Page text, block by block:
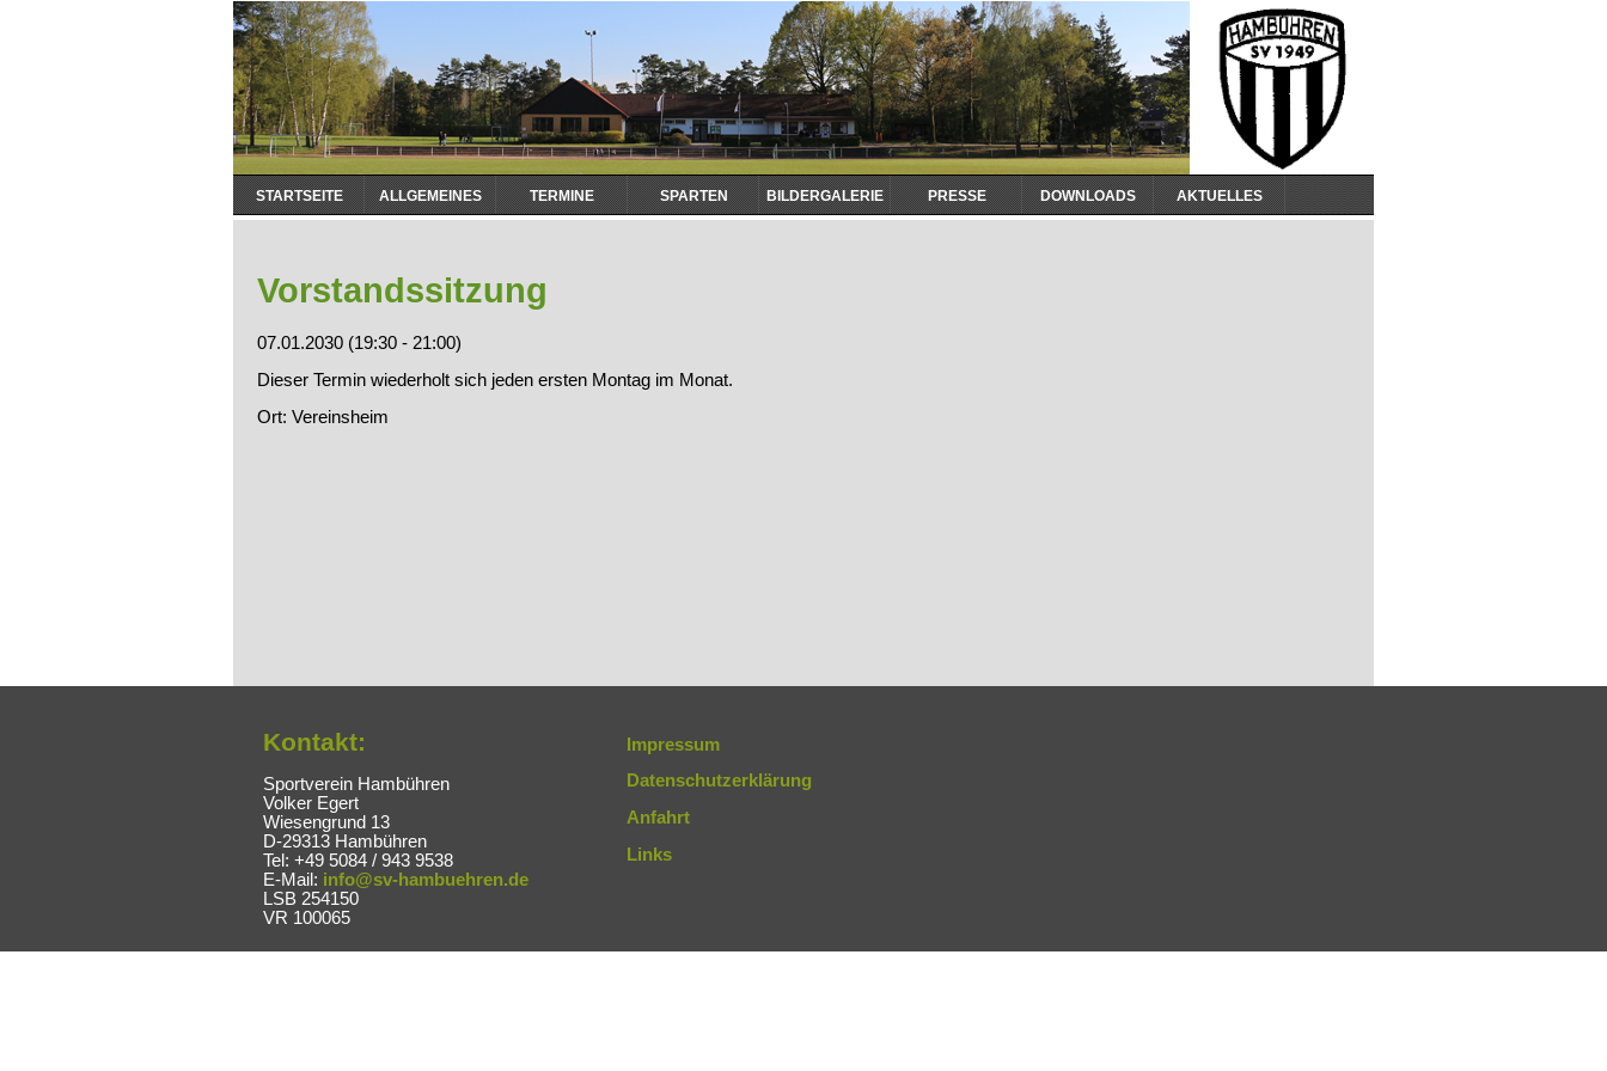
Navigation
überspringen
STARTSEITE ALLGEMEINES TERMINE SPARTEN BILDERGALERIE PRESSE DOWNLOADS AKTUELLES
Vorstandssitzung
07.01.2030 (19:30 - 21:00)
Dieser Termin wiederholt sich jeden ersten Montag im Monat.
Ort: Vereinsheim
Kontakt:
Sportverein Hambühren
Volker Egert
Wiesengrund 13
D-29313 Hambühren
Tel: +49 5084 / 943 9538
E-Mail: info@sv-hambuehren.de
LSB 254150
VR 100065
Impressum
Datenschutzerklärung
Anfahrt
Links